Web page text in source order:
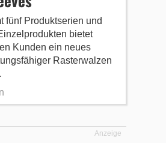
fünf Produktserien und
bietet
Kunden ein neues
Rasterwalzen
Anzeige